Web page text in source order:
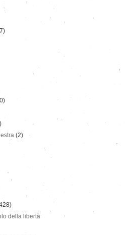
(2)
della libertà